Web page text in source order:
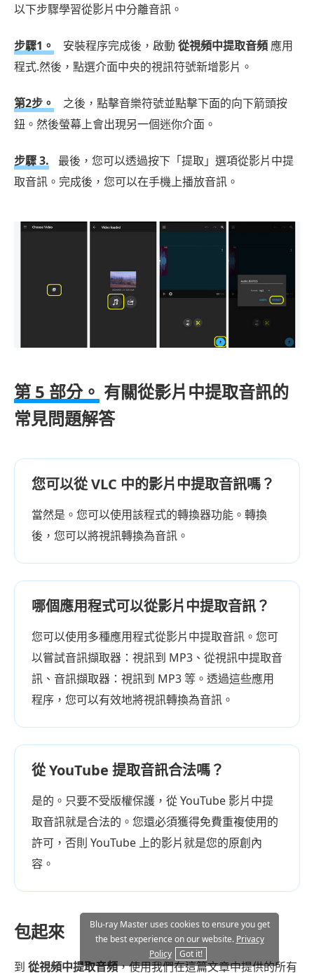
以下步驟學習從影片中分離音訊。
步驟1。 安裝程序完成後，啟動 從視頻中提取音頻 應用
程式.然後，點選介面中央的視訊符號新增影片。
第2步。
之後，點擊音樂符號並點擊下面的向下箭頭按
鈕。然後螢幕上會出現另一個迷你介面。
步驟 3.
最後，您可以透過按下「提取」選項從影片中提
取音訊。完成後，您可以在手機上播放音訊。
第 5 部分。 有關從影片中提取音訊的
常見問題解答
您可以從 VLC 中的影片中提取音訊嗎？
當然是。您可以使用該程式的轉換器功能。轉換
後，您可以將視訊轉換為音訊。
哪個應用程式可以從影片中提取音訊？
您可以使用多種應用程式從影片中提取音訊。您可
以嘗試音訊擷取器：視訊到 MP3、從視訊中提取音
訊、音訊擷取器：視訊到 MP3 等。透過這些應用
程序，您可以有效地將視訊轉換為音訊。
從 YouTube 提取音訊合法嗎？
是的。只要不受版權保護，從 YouTube 影片中提
取音訊就是合法的。您還必須獲得免費重複使用的
許可，否則 YouTube 上的影片就是您的原創內
容。
包起來
到 從視頻中提取音頻，使用我們在這篇文章中提供的所有
Blu-ray Master uses cookies to ensure you get
the best experience on our website. Privacy
Policy
Got it!